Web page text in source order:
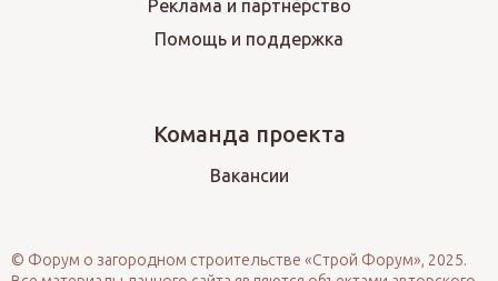
Реклама и партнёрство
Помощь и поддержка
Команда проекта
Вакансии
© Форум о загородном строительстве «Строй Форум», 2025.